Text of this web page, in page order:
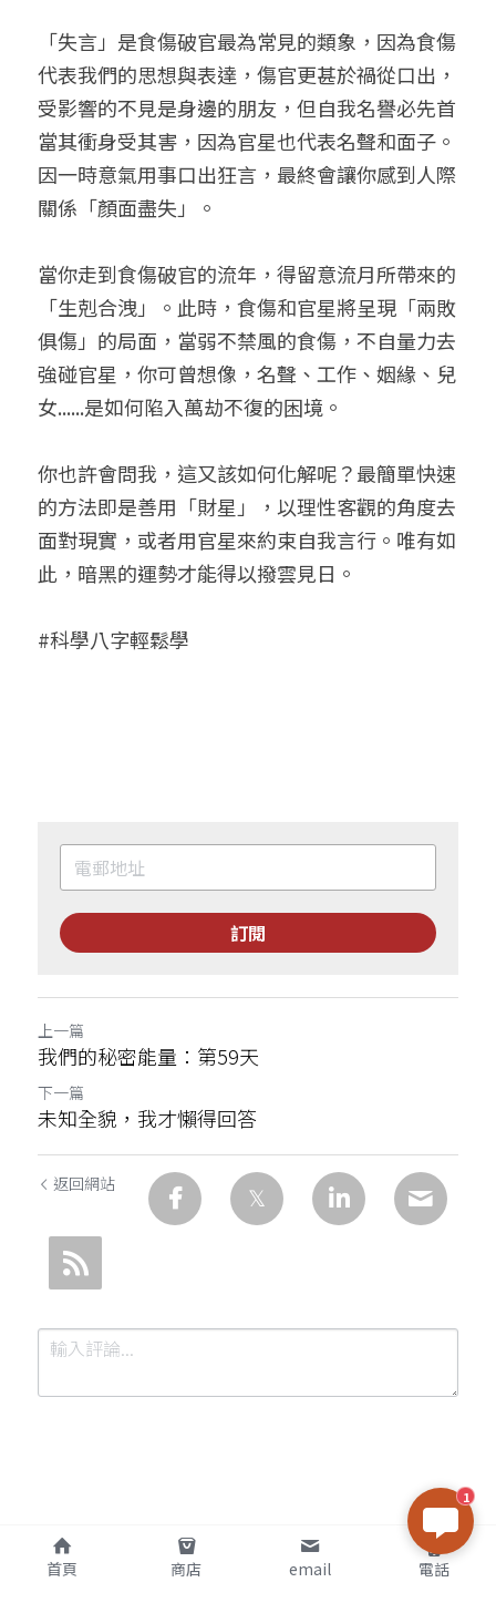
「失言」是食傷破官最為常見的類象，因為食傷
代表我們的思想與表達，傷官更甚於禍從口出，
受影響的不見是身邊的朋友，但自我名譽必先首
當其衝身受其害，因為官星也代表名聲和面子。
因一時意氣用事口出狂言，最終會讓你感到人際
關係「顏面盡失」。
當你走到食傷破官的流年，得留意流月所帶來的
「生剋合洩」。此時，食傷和官星將呈現「兩敗
俱傷」的局面，當弱不禁風的食傷，不自量力去
強碰官星，你可曾想像，名聲、工作、姻緣、兒
女......是如何陷入萬劫不復的困境。
你也許會問我，這又該如何化解呢？最簡單快速
的方法即是善用「財星」，以理性客觀的角度去
面對現實，或者用官星來約束自我言行。唯有如
此，暗黑的運勢才能得以撥雲見日。
#科學八字輕鬆學
訂閱
上一篇
我們的秘密能量：第59天
下一篇
未知全貌，我才懶得回答
返回網站
提交
1
首頁 商店 email 電話